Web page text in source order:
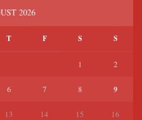
2026
T F S S
1 2
6 7 8 9
13 14 15 16